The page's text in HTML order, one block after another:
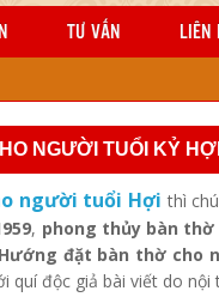
TƯ VẤN LIÊN
NGƯỜI TUỔI KỶ HỢI
người tuổi Hợi thì
, phong thủy bàn
Hướng đặt bàn thờ cho
độc giả bài viết do nội